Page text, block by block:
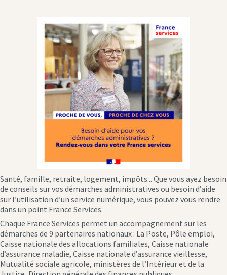
Santé, famille, retraite, logement, impôts... Que vous ayez besoin
de conseils sur vos démarches administratives ou besoin d’aide
sur l’utilisation d’un service numérique, vous pouvez vous rendre
dans un point France Services.
Chaque France Services permet un accompagnement sur les
démarches de 9 partenaires nationaux : La Poste, Pôle emploi,
Caisse nationale des allocations familiales, Caisse nationale
d’assurance maladie, Caisse nationale d’assurance vieillesse,
Mutualité sociale agricole, ministères de l’Intérieur et de la